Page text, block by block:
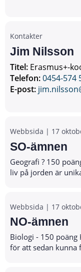
Kontakter
Jim Nilsson
Titel: Erasmus+-
Telefon:0454-574
E-post:
Webbsida | 17
SO-ämnen
Geografi ? 150
liv på jorden är
Webbsida | 17
NO-ämnen
Biologi - 150 poäng
för att sedan kunna